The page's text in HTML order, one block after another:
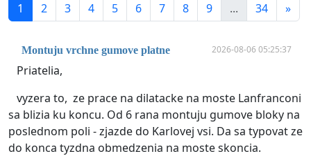
1 2 3 4 5 6 7 8 9 ... 34 »
Montuju vrchne gumove platne 2026-08-06 05:25:37
Priatelia,
vyzera to, ze prace na dilatacke na moste Lanfranconi
sa blizia ku koncu. Od 6 rana montuju gumove bloky na
poslednom poli - zjazde do Karlovej vsi. Da sa typovat ze
do konca tyzdna obmedzenia na moste skoncia.